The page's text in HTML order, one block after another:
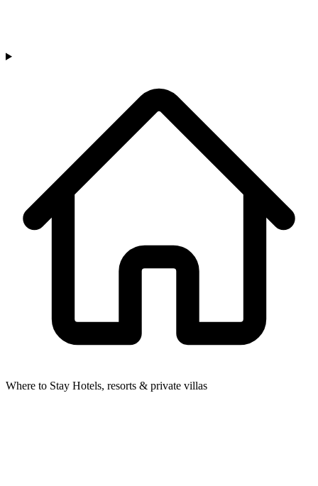
Where to Stay Hotels, resorts & private villas